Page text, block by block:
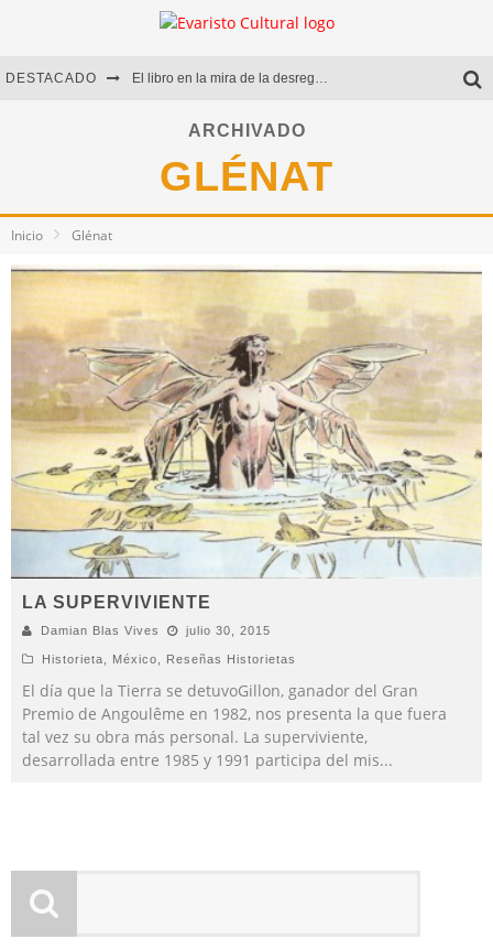
DESTACADO El libro en la mira de la desregulación
Marcelo Rubio | El llovedor
Diego Meret | Hotel Acapulco
Alejandra Correa | La nieve
ARCHIVADO
GLÉNAT
Inicio Glénat
LA SUPERVIVIENTE
Damian Blas Vives julio 30, 2015
Historieta México Reseñas Historietas
El día que la Tierra se detuvoGillon, ganador del Gran
Premio de Angoulême en 1982, nos presenta la que fuera
tal vez su obra más personal. La superviviente,
desarrollada entre 1985 y 1991 participa del mis...